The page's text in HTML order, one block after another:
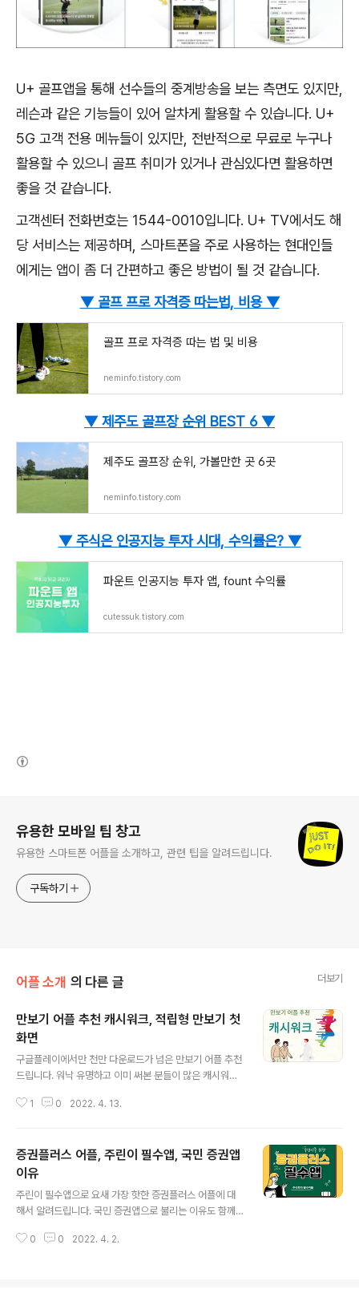
U+ 골프앱을 통해 선수들의 중계방송을 보는 측면도 있지만,
레슨과 같은 기능들이 있어 알차게 활용할 수 있습니다. U+
5G 고객 전용 메뉴들이 있지만, 전반적으로 무료로 누구나
활용할 수 있으니 골프 취미가 있거나 관심있다면 활용하면
좋을 것 같습니다.
고객센터 전화번호는 1544-0010입니다. U+ TV에서도 해
당 서비스는 제공하며, 스마트폰을 주로 사용하는 현대인들
에게는 앱이 좀 더 간편하고 좋은 방법이 될 것 같습니다.
▼골프 프로 자격증 따는법, 비용 ▼
골프 프로 자격증 따는 법 및 비용
neminfo.tistory.com
▼제주도 골프장 순위 BEST 6 ▼
제주도 골프장 순위, 가볼만한 곳 6곳
neminfo.tistory.com
▼주식은 인공지능 투자 시대, 수익률은? ▼
파운트 인공지능 투자 앱, fount 수익률
cutessuk.tistory.com
유용한 모바일 팁 창고
유용한 스마트폰 어플을 소개하고, 관련 팁을 알려드립니다.
구독하기
어플 소개 의 다른 글 더보기
만보기 어플 추천 캐시워크, 적립형 만보기 첫
화면
구글플레이에서만 천만 다운로드가 넘은 만보기 어플 추천
드립니다. 워낙 유명하고 이미 써본 분들이 많은 캐시워크
아서 다시 쓰게 되었네요. 건강을 위해 우리는 기본적으로
폰에 장착하게 되는데, 오늘은 캐시워크에 대해 알려드립
니다. 다운로드는 아래에서 바로 가능합니다. ▼ 만보기 어
플 캐시워크 다운로드 ▼ 캐시워크 - 적립형 만보기 첫화
면 - Google Play 앱 걸으면 포인트가 쌓이는 신기한 만
착한 만보기! play.google.com 캐시워크 적립형 만보기
1 0 2022. 4. 13.
증권플러스 어플, 주린이 필수앱, 국민 증권앱
이유
주린이 필수앱으로 요새 가장 핫한 증권플러스 어플에 대
해서 알려드립니다. 국민 증권앱으로 불리는 이유도 함께
이 잘 되어 있어 주식투자자들 누구에게나 좋은 툴입니다.
0 0 2022. 4. 2.